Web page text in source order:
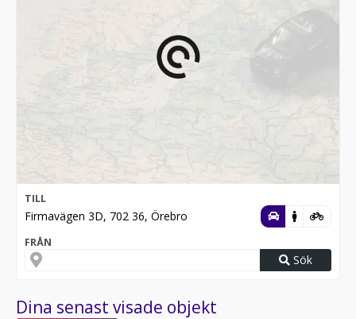
TILL
Firmavägen 3D, 702 36, Örebro
FRÅN
Sök
Dina senast visade objekt